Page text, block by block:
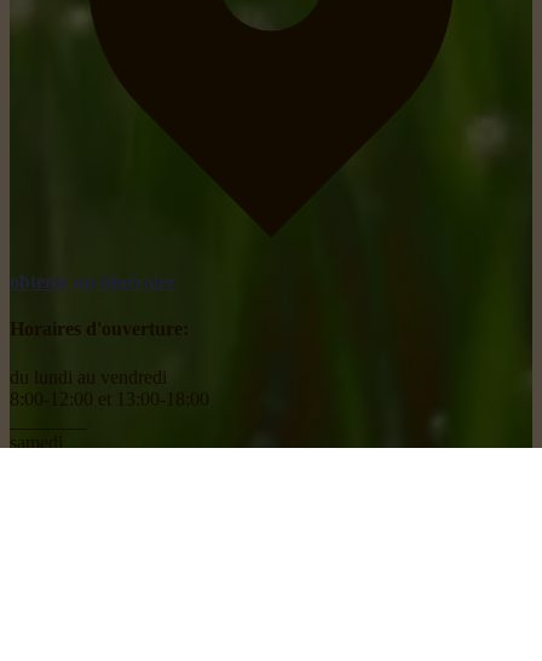
obtenir un itinéraire
Horaires d'ouverture:
du lundi au vendredi
8:00-12:00 et 13:00-18:00
samedi